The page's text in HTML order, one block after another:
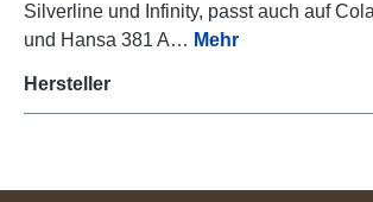
Silverline und Infinity, passt auch auf
und Hansa 381 A… Mehr
Hersteller